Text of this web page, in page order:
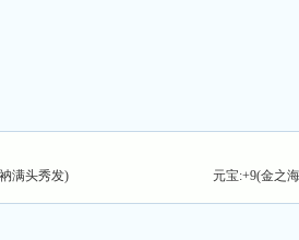
满头秀发) 元宝:+9(金之